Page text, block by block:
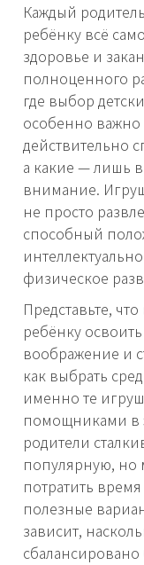
Каждый
ребёнку всё
здоровье и
полноценного
где выбор
особенно важно
действительно
а какие — лишь
внимание.
не просто
способный
физическое
Представьте,
ребёнку
воображение и
как выбрать
именно те
помощниками в
родители
популярную, но
потратить
полезные
зависит,